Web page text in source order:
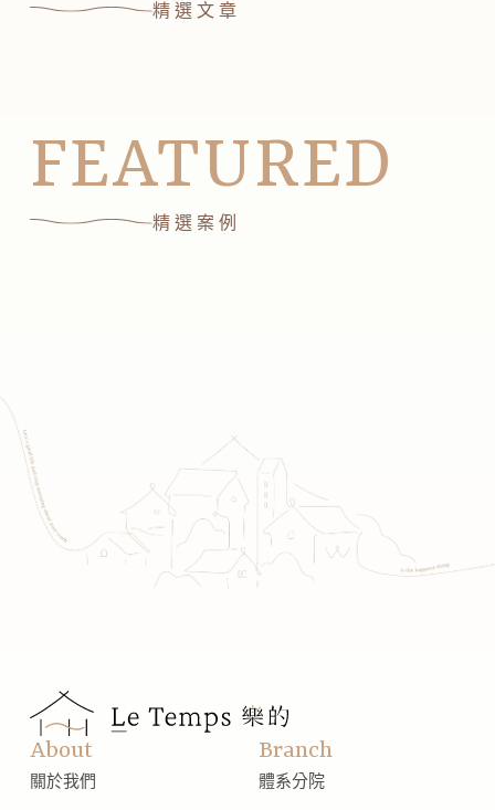
精選文章
FEATURED
精選案例
About
關於我們
Branch
體系分院